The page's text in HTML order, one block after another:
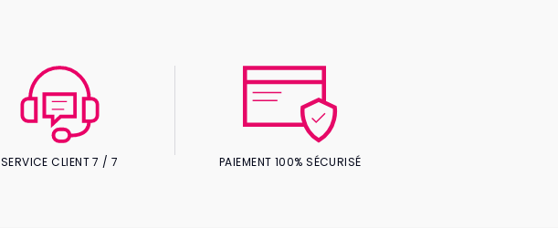
SERVICE CLIENT 7 / 7 PAIEMENT 100% SÉCURISÉ